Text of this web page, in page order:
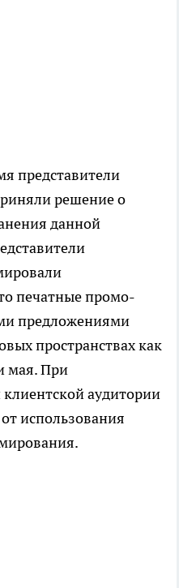
представители
решение о
данной
печатные промо-
предложениями
пространствах как
мая. При
аудитории
использования